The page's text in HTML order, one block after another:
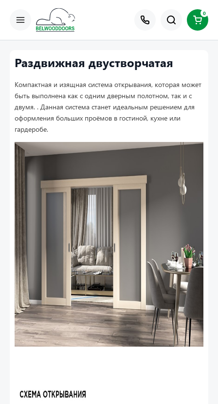
0
Раздвижная двустворчатая
Компактная и изящная система открывания, которая может
быть выполнена как с одним дверным полотном, так и с
двумя. . Данная система станет идеальным решением для
оформления больших проёмов в гостиной, кухне или
гардеробе.